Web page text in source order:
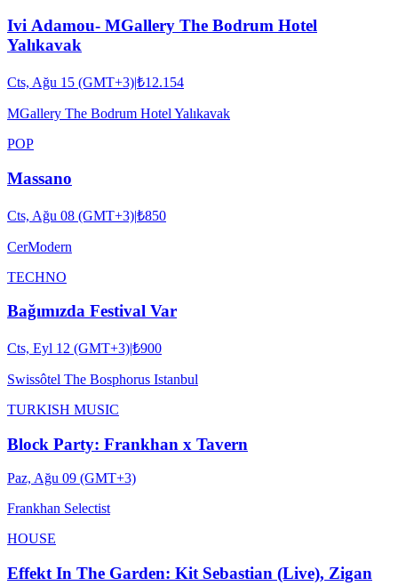
Ivi Adamou- MGallery The Bodrum Hotel
Yalıkavak
Cts, Ağu 15 (GMT+3)|₺12.154
MGallery The Bodrum Hotel Yalıkavak
POP
Massano
Cts, Ağu 08 (GMT+3)|₺850
CerModern
TECHNO
Bağımızda Festival Var
Cts, Eyl 12 (GMT+3)|₺900
Swissôtel The Bosphorus Istanbul
TURKISH MUSIC
Block Party: Frankhan x Tavern
Paz, Ağu 09 (GMT+3)
Frankhan Selectist
HOUSE
Effekt In The Garden: Kit Sebastian (Live), Zigan